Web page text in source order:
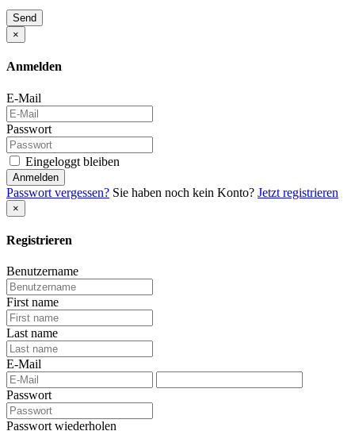
Send
×
Anmelden
E-Mail
Passwort
Eingeloggt bleiben
Anmelden
Passwort vergessen? Sie haben noch kein Konto? Jetzt registrieren
×
Registrieren
Benutzername
First name
Last name
E-Mail
Passwort
Passwort wiederholen